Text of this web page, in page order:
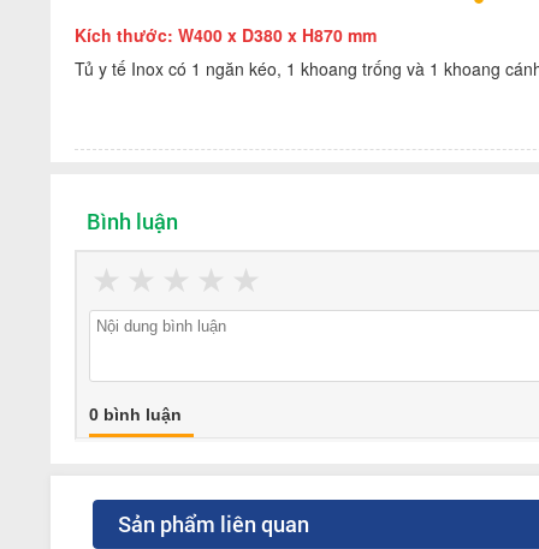
Kích thước: W400 x D380 x H870 mm
Tủ y tế Inox có 1 ngăn kéo, 1 khoang trống và 1 khoang
Bình luận
★
★
★
★
★
0 bình luận
Sản phẩm liên quan